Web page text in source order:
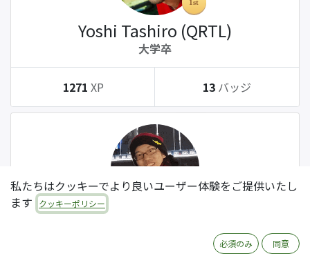
Yoshi Tashiro (QRTL)
大学卒
1271 XP 13 バッジ
Tatsuki Kanda (QRTL)
私たちはクッキーでより良いユーザー体験をご提供いたし
ます
クッキーポリシー
必須のみ 同意